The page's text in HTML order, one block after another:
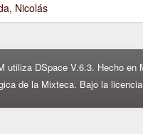
Nicolás
utiliza DSpace V.6.3. Hecho en
de la Mixteca. Bajo la licencia